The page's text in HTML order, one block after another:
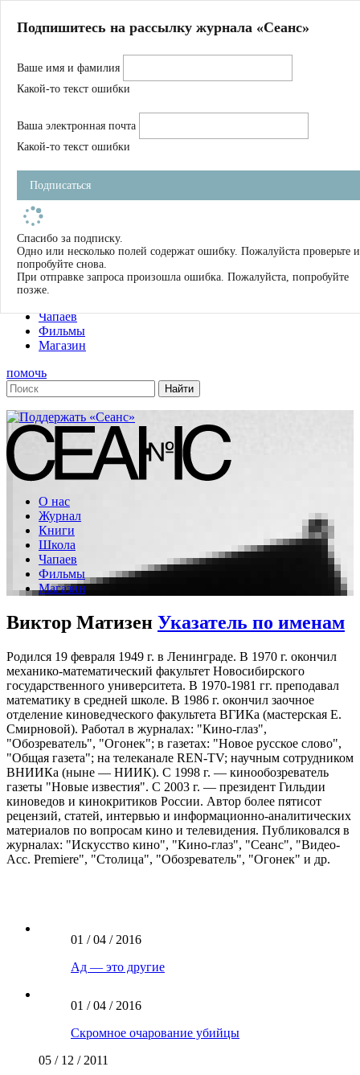
Магазин
Журнал
Школа
Устав
Фильмы
Имена
Тэги
О нас
Журнал
Книги
Чапаев
Фильмы
Магазин
помочь
О нас
Журнал
Книги
Школа
Чапаев
Фильмы
Магазин
Виктор Матизен Указатель по именам
Родился 19 февраля 1949 г. в Ленинграде. В 1970 г. окончил
механико-математический факультет Новосибирского
государственного университета. В 1970-1981 гг. преподавал
математику в средней школе. В 1986 г. окончил заочное
отделение киноведческого факультета ВГИКа (мастерская Е.
Смирновой). Работал в журналах: "Кино-глаз",
"Обозреватель", "Огонек"; в газетах: "Новое русское слово",
"Общая газета"; на телеканале REN-TV; научным сотрудником
ВНИИКа (ныне — НИИК). С 1998 г. — кинообозреватель
газеты "Новые известия". С 2003 г. — президент Гильдии
киноведов и кинокритиков России. Автор более пятисот
рецензий, статей, интервью и информационно-аналитических
материалов по вопросам кино и телевидения. Публиковался в
журналах: "Искусство кино", "Кино-глаз", "Сеанс", "Видео-
Асс. Premierе", "Столица", "Обозреватель", "Огонек" и др.
01 / 04 / 2016
Ад — это другие
01 / 04 / 2016
Скромное очарование убийцы
05 / 12 / 2011
Подпишитесь на рассылку журнала «Сеанс»
Ваше имя и фамилия
Какой-то текст ошибки
Ваша электронная почта
Какой-то текст ошибки
Подписаться
Спасибо за подписку.
Одно или несколько полей содержат ошибку. Пожалуйста проверьте и
попробуйте снова.
При отправке запроса произошла ошибка. Пожалуйста, попробуйте
позже.